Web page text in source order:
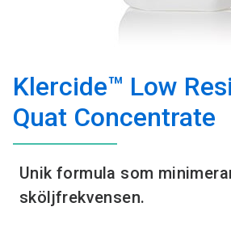
Klercide™ Low
Quat Concentrate
Unik formula som
sköljfrekvensen.